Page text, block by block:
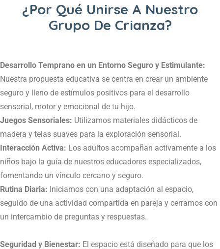
¿Por Qué Unirse A Nuestro
Grupo De Crianza?
Desarrollo Temprano en un Entorno Seguro y Estimulante:
Nuestra propuesta educativa se centra en crear un ambiente
seguro y lleno de estímulos positivos para el desarrollo
sensorial, motor y emocional de tu hijo.
Juegos Sensoriales: Utilizamos materiales didácticos de
madera y telas suaves para la exploración sensorial.
Interacción Activa: Los adultos acompañan activamente a los
niños bajo la guía de nuestros educadores especializados,
fomentando un vínculo cercano y seguro.
Rutina Diaria: Iniciamos con una adaptación al espacio,
seguido de una actividad compartida en pareja y cerramos con
un intercambio de preguntas y respuestas.
Seguridad y Bienestar: El espacio está diseñado para que los